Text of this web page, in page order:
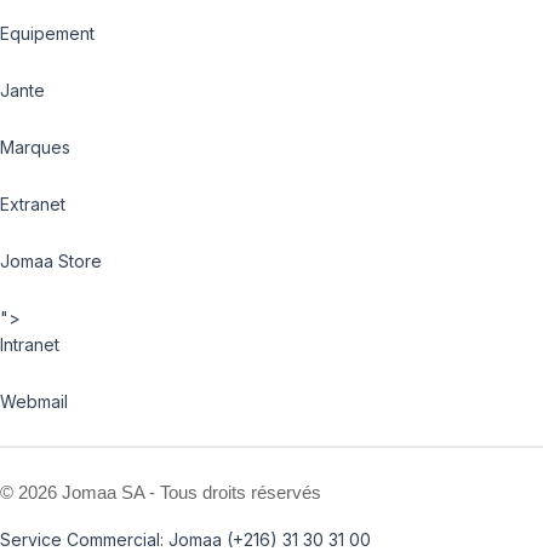
Equipement
Jante
Marques
Extranet
Jomaa Store
">
Intranet
Webmail
© 2026 Jomaa SA - Tous droits réservés
Service Commercial: Jomaa (+216) 31 30 31 00